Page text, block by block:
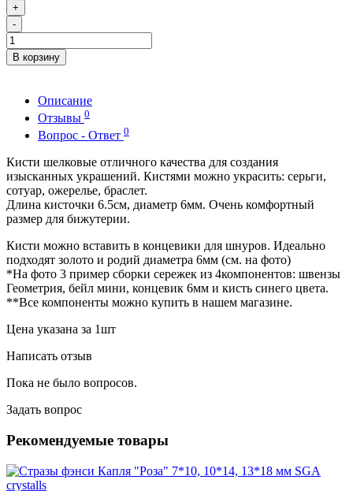
+
-
В корзину
Описание
Отзывы 0
Вопрос - Ответ 0
Кисти шелковые отличного качества для создания
изысканных украшений. Кистями можно украсить: серьги,
сотуар, ожерелье, браслет.
Длина кисточки 6.5см, диаметр 6мм. Очень комфортный
размер для бижутерии.
Кисти можно вставить в концевики для шнуров. Идеально
подходят золото и родий диаметра 6мм (см. на фото)
*На фото 3 пример сборки сережек из 4компонентов: швензы
Геометрия, бейл мини, концевик 6мм и кисть синего цвета.
**Все компоненты можно купить в нашем магазине.
Цена указана за 1шт
Написать отзыв
Пока не было вопросов.
Задать вопрос
Рекомендуемые товары